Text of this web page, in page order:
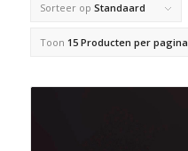
Sorteer op Standaard
Toon 15 Producten per pagina